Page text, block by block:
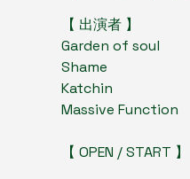
【 出演者 】
Garden of soul
Shame
Katchin
Massive Function
【 OPEN / START 】